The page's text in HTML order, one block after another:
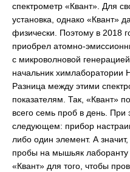
спектрометр «Квант». Для
установка, однако «Квант»
физически. Поэтому в 2018
приобрел атомно-
с микроволновой
начальник
Разница между этими
показателям. Так, «Квант»
всего семь проб в день. При
следующем: прибор
либо один элемент. А
пробы на мышьяк лаборанту
«Квант» для того, чтобы